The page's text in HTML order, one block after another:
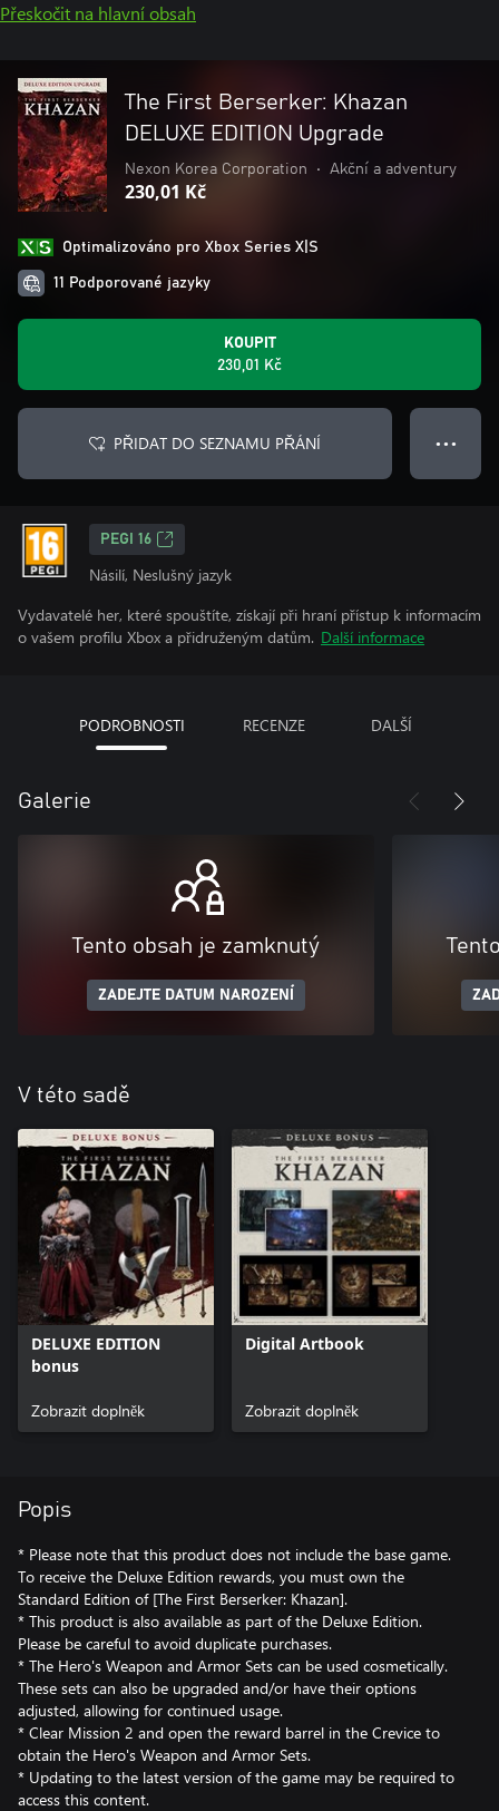
Přeskočit na hlavní obsah
The First Berserker: Khazan
DELUXE EDITION Upgrade
Nexon Korea Corporation • Akční a adventury
230,01 Kč
Optimalizováno pro Xbox Series X|S
11 Podporované jazyky
KOUPIT
230,01 Kč
PŘIDAT DO SEZNAMU PŘÁNÍ ● ● ●
PEGI 16
Násilí, Neslušný jazyk
Vydavatelé her, které spouštíte, získají při hraní přístup k informacím
o vašem profilu Xbox a přidruženým datům. Další informace
PODROBNOSTI RECENZE DALŠÍ
Galerie
Tento obsah je zamknutý
ZADEJTE DATUM NAROZENÍ
V této sadě
DELUXE EDITION
bonus
Zobrazit doplněk
Digital Artbook
Zobrazit doplněk
Popis
* Please note that this product does not include the base game.
To receive the Deluxe Edition rewards, you must own the
Standard Edition of [The First Berserker: Khazan].
* This product is also available as part of the Deluxe Edition.
Please be careful to avoid duplicate purchases.
* The Hero's Weapon and Armor Sets can be used cosmetically.
These sets can also be upgraded and/or have their options
adjusted, allowing for continued usage.
* Clear Mission 2 and open the reward barrel in the Crevice to
obtain the Hero's Weapon and Armor Sets.
* Updating to the latest version of the game may be required to
access this content.